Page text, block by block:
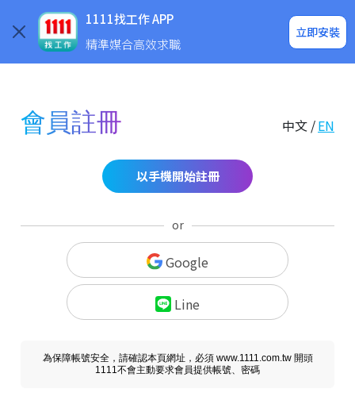
1111找工作 APP
精準媒合高效求職
立即安裝
企業求才
會員註冊 中文 /EN
以手機開始註冊
or
Google
Line
為保障帳號安全，請確認本頁網址，必須 www.1111.com.tw 開頭
1111不會主動要求會員提供帳號、密碼